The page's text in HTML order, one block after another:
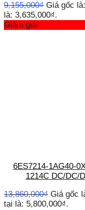
9,155,000₫ Giá gốc
là: 3,635,000₫.
Giảm giá!
6ES7214-1AG40-
1214C DC/DC/
13,860,000₫ Giá gốc
tại là: 5,800,000₫.